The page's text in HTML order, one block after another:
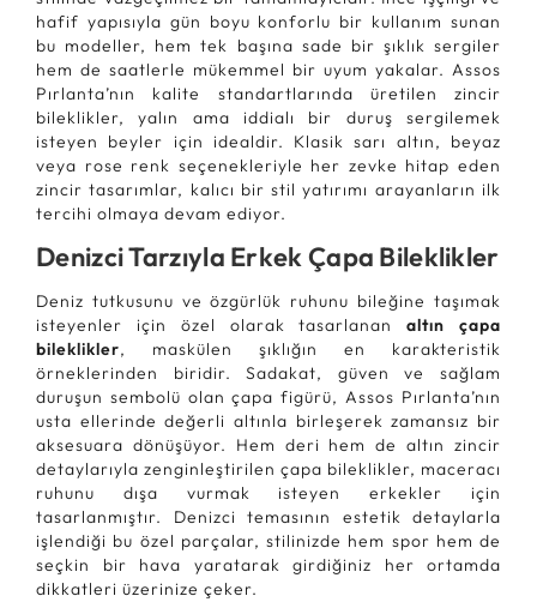
hafif yapısıyla gün boyu konforlu bir kullanım sunan
bu modeller, hem tek başına sade bir şıklık sergiler
hem de saatlerle mükemmel bir uyum yakalar. Assos
Pırlanta’nın kalite standartlarında üretilen zincir
bileklikler, yalın ama iddialı bir duruş sergilemek
isteyen beyler için idealdir. Klasik sarı altın, beyaz
veya rose renk seçenekleriyle her zevke hitap eden
zincir tasarımlar, kalıcı bir stil yatırımı arayanların ilk
tercihi olmaya devam ediyor.
Denizci Tarzıyla Erkek Çapa Bileklikler
Deniz tutkusunu ve özgürlük ruhunu bileğine taşımak
isteyenler için özel olarak tasarlananaltın çapa
bileklikler, maskülen şıklığın en karakteristik
örneklerinden biridir. Sadakat, güven ve sağlam
duruşun sembolü olan çapa figürü, Assos Pırlanta’nın
usta ellerinde değerli altınla birleşerek zamansız bir
aksesuara dönüşüyor. Hem deri hem de altın zincir
detaylarıyla zenginleştirilen çapa bileklikler, maceracı
ruhunu dışa vurmak isteyen erkekler için
tasarlanmıştır. Denizci temasının estetik detaylarla
işlendiği bu özel parçalar, stilinizde hem spor hem de
seçkin bir hava yaratarak girdiğiniz her ortamda
dikkatleri üzerinize çeker.